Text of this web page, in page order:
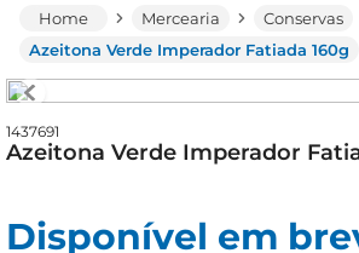
Mercearia Conservas
Azeitona Verde Imperador Fatiada 160g
1437691
Azeitona Verde Imperador
Disponível em
leite
queijo
biscoito